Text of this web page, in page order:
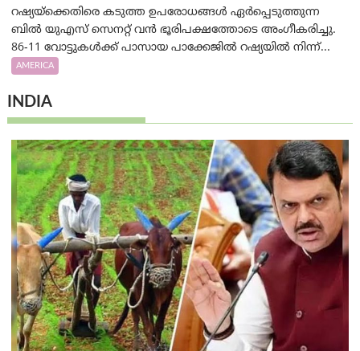
റഷ്യയ്‌ക്കെതിരെ കടുത്ത ഉപരോധങ്ങൾ ഏർപ്പെടുത്തുന്ന
ബിൽ യുഎസ് സെനറ്റ് വൻ ഭൂരിപക്ഷത്തോടെ അംഗീകരിച്ചു.
86-11 വോട്ടുകൾക്ക് പാസായ പാക്കേജിൽ റഷ്യയിൽ നിന്ന്...
AMERICA
INDIA